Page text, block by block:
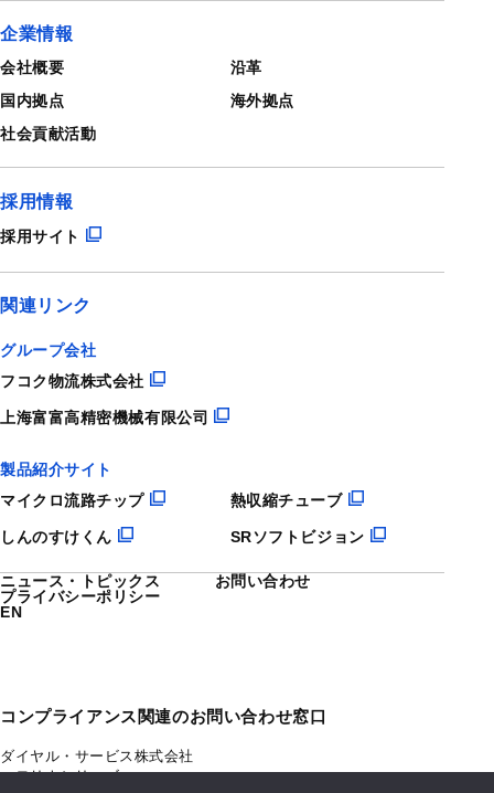
企業情報
会社概要
沿革
国内拠点
海外拠点
社会貢献活動
採用情報
採用サイト
関連リンク
グループ会社
フコク物流株式会社
上海富富高精密機械有限公司
製品紹介サイト
マイクロ流路チップ
熱収縮チューブ
しんのすけくん SRソフトビジョン
ニュース・トピックス
お問い合わせ
プライバシーポリシー
EN
コンプライアンス関連のお問い合わせ窓口
ダイヤル・サービス株式会社
マモリナシリーズ